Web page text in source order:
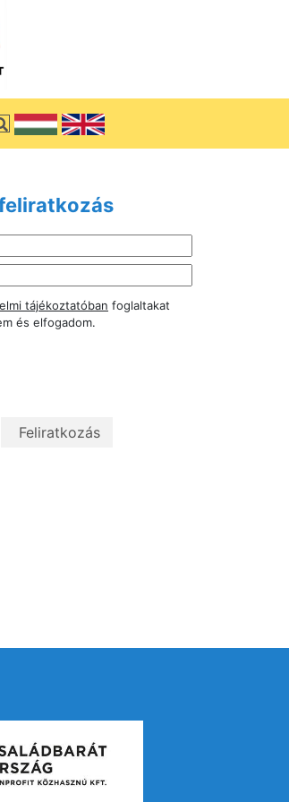
tájékoztatóban foglaltakat
és elfogadom.